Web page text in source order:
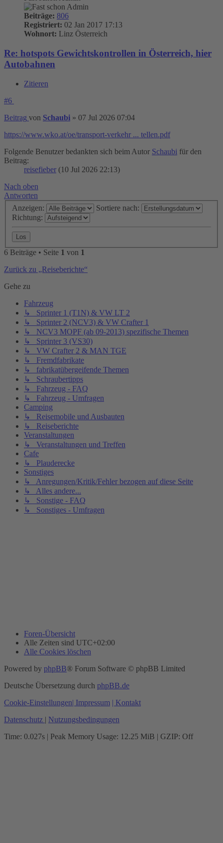
Beiträge: 806
Registriert: 02 Jan 2017 17:13
Wohnort: Linz Österreich
Re: hotspots Gewichtskontrollen in Österreich, hier
Autobahnen
Zitieren
#6
Beitrag von Schaubi » 07 Jul 2026 07:04
https://www.wko.at/oe/transport-verkehr ... tellen.pdf
Folgende Benutzer bedankten sich beim Autor Schaubi für den
Beitrag:
reisefieber (10 Jul 2026 22:13)
Nach oben
Antworten
Anzeigen:
Sortiere nach:
Richtung:
6 Beiträge • Seite 1 von 1
Zurück zu „Reiseberichte“
Gehe zu
Fahrzeug
↳ Sprinter 1 (T1N) & VW LT 2
↳ Sprinter 2 (NCV3) & VW Crafter 1
↳ NCV3 MOPF (ab 09-2013) spezifische Themen
↳ Sprinter 3 (VS30)
↳ VW Crafter 2 & MAN TGE
↳ Fremdfabrikate
↳ fabrikatübergeifende Themen
↳ Schraubertipps
↳ Fahrzeug - FAQ
↳ Fahrzeug - Umfragen
Camping
↳ Reisemobile und Ausbauten
↳ Reiseberichte
Veranstaltungen
↳ Veranstaltungen und Treffen
Cafe
↳ Plauderecke
Sonstiges
↳ Anregungen/Kritik/Fehler bezogen auf diese Seite
↳ Alles andere...
↳ Sonstige - FAQ
↳ Sonstiges - Umfragen
Foren-Übersicht
Alle Zeiten sind UTC+02:00
Alle Cookies löschen
Powered by phpBB® Forum Software © phpBB Limited
Deutsche Übersetzung durch phpBB.de
Cookie-Einstellungen| Impressum | Kontakt
Datenschutz | Nutzungsbedingungen
Time: 0.027s | Peak Memory Usage: 12.25 MiB | GZIP: Off